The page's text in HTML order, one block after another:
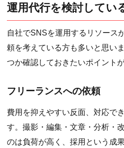
運用代行を検討してい
自社でSNSを運用するリソース
頼を考えている方も多いと思い
つか確認しておきたいポイントが
フリーランスへの依頼
費用を抑えやすい反面、対応で
す。撮影・編集・文章・分析・
のは負荷が高く、採用という成